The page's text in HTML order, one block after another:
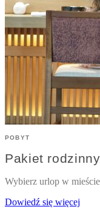
POBYT
Pakiet
Wybierz urlop w
Dowiedź się więcej